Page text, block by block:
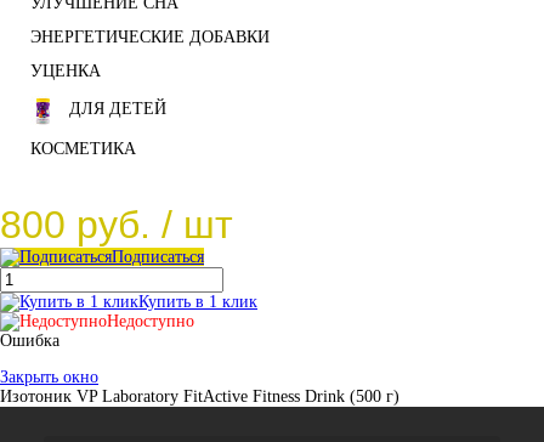
ЭНЕРГЕТИЧЕСКИЕ ДОБАВКИ
УЦЕНКА
ДЛЯ ДЕТЕЙ
КОСМЕТИКА
800 руб. / шт
Подписаться
Купить в 1 клик
Недоступно
Ошибка
Закрыть окно
Изотоник VP Laboratory FitActive Fitness Drink (500 г)